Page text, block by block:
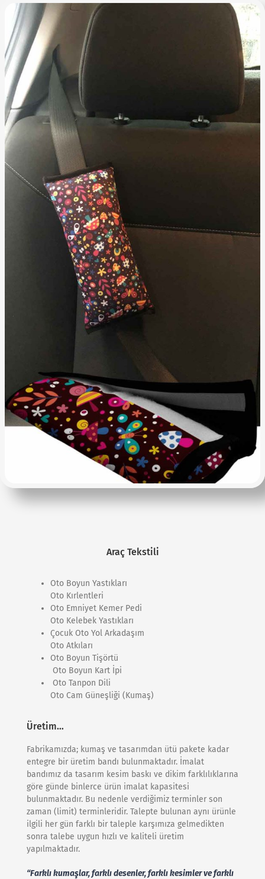
Araç Tekstili
Oto Boyun Yastıkları
Oto Kırlentleri
Oto Emniyet Kemer Pedi
Oto Kelebek Yastıkları
Çocuk Oto Yol Arkadaşım
Oto Atkıları
Oto Boyun Tişörtü
Oto Boyun Kart İpi
Oto Tanpon Dili
Oto Cam Güneşliği (Kumaş)
Üretim…
Fabrikamızda; kumaş ve tasarımdan ütü pakete kadar
entegre bir üretim bandı bulunmaktadır. İmalat
bandımız da tasarım kesim baskı ve dikim farklılıklarına
göre günde binlerce ürün imalat kapasitesi
bulunmaktadır. Bu nedenle verdiğimiz terminler son
zaman (limit) terminleridir. Talepte bulunan aynı ürünle
ilgili her gün farklı bir taleple karşımıza gelmedikten
sonra talebe uygun hızlı ve kaliteli üretim
yapılmaktadır.
“Farklı kumaşlar, farklı desenler, farklı kesimler ve farklı